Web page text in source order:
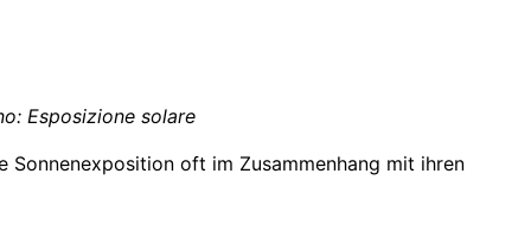
Esposizione solare
Sonnenexposition oft im Zusammenhang mit ihren